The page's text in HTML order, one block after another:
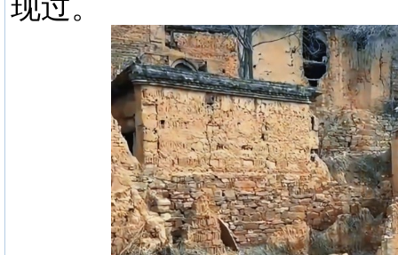
现过。